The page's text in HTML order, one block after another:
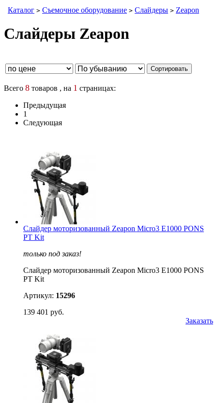
Каталог > Съемочное оборудование > Слайдеры > Zeapon
Слайдеры Zeapon
Всего 8 товаров , на 1 страницах:
Предыдущая
1
Следующая
Слайдер моторизованный Zeapon Micro3 E1000 PONS
PT Kit
только под заказ!
Слайдер моторизованный Zeapon Micro3 E1000 PONS
PT Kit
Артикул: 15296
139 401 руб.
Заказать